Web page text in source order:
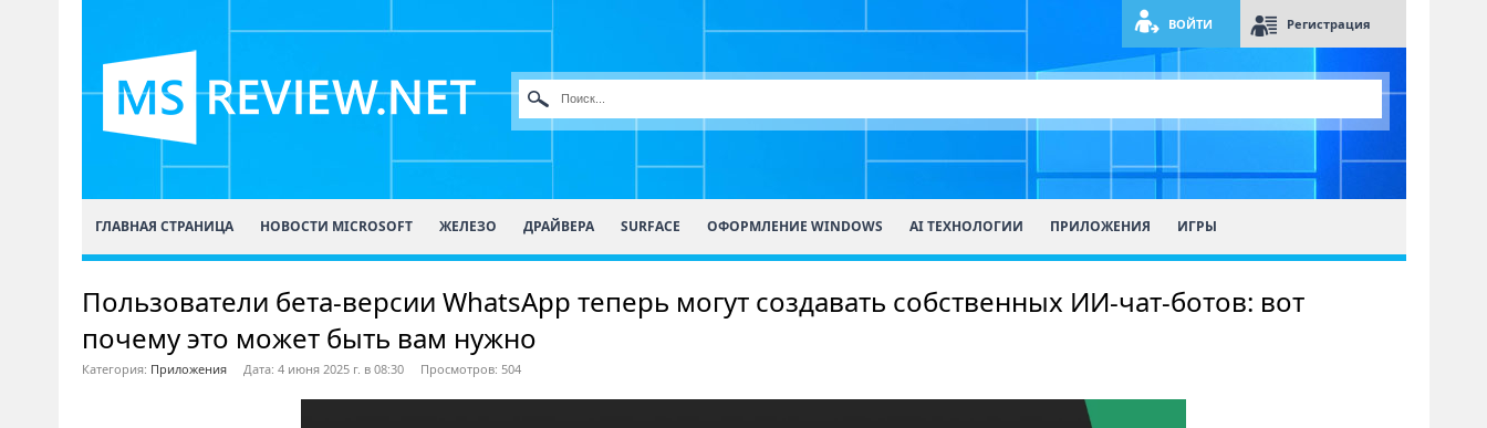
ВОЙТИ Регистрация
ГЛАВНАЯ СТРАНИЦА НОВОСТИ MICROSOFT ЖЕЛЕЗО ДРАЙВЕРА SURFACE ОФОРМЛЕНИЕ WINDOWS AI ТЕХНОЛОГИИ ПРИЛОЖЕНИЯ ИГРЫ
Пользователи бета-версии WhatsApp теперь могут создавать собственных ИИ-чат-ботов: вот
почему это может быть вам нужно
Категория: Приложения Дата: 4 июня 2025 г. в 08:30 Просмотров: 504